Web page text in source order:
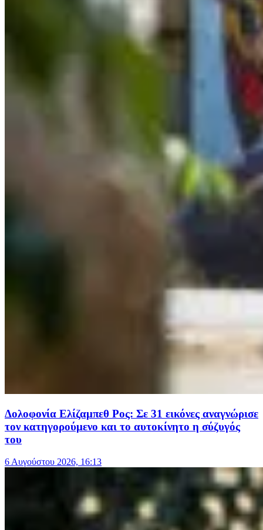
Δολοφονία Ελίζαμπεθ Ρος: Σε 31 εικόνες αναγνώρισε
τον κατηγορούμενο και το αυτοκίνητο η σύζυγός
του
6 Αυγούστου 2026, 16:13